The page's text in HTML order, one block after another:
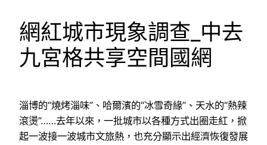
網紅城市現象調查_中去
九宮格共享空間國網
淄博的“燒烤淄味”、哈爾濱的“冰雪奇緣”、天水的“熱辣
滾燙”……去年以來，一批城市以各種方式出圈走紅，掀
起一波接一波城市文旅熱，也充分顯示出經濟恢復發展